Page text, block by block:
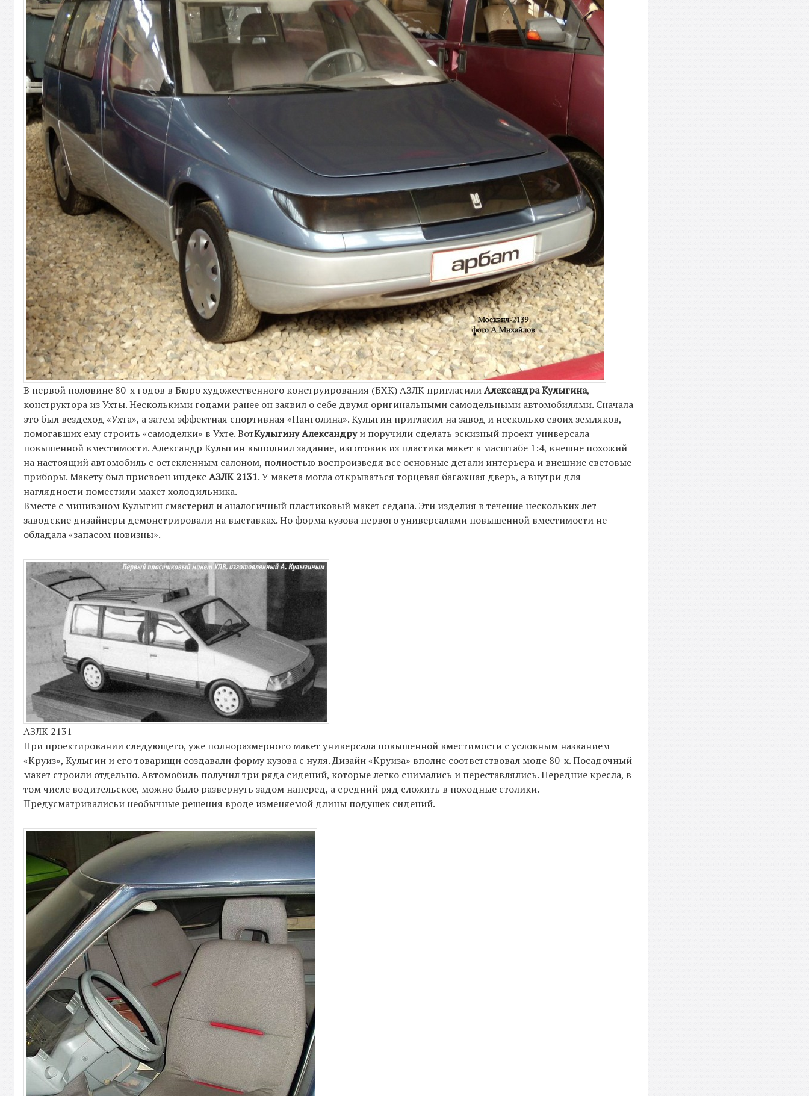
В первой половине 80-х годов в Бюро художественного конструирования (БХК) АЗЛК пригласилиАлександра Кулыгина,
конструктора из Ухты. Несколькими годами ранее он заявил о себе двумя оригинальными самодельными автомобилями. Сначала
это был вездеход «Ухта», а затем эффектная спортивная «Панголина». Кулыгин пригласил на завод и несколько своих земляков,
помогавших ему строить «самоделки» в Ухте. ВотКулыгину Александруи поручили сделать эскизный проект универсала
повышенной вместимости. Александр Кулыгин выполнил задание, изготовив из пластика макет в масштабе 1:4, внешне похожий
на настоящий автомобиль с остекленным салоном, полностью воспроизведя все основные детали интерьера и внешние световые
приборы. Макету был присвоен индексАЗЛК 2131. У макета могла открываться торцевая багажная дверь, а внутри для
наглядности поместили макет холодильника.
Вместе с минивэном Кулыгин смастерил и аналогичный пластиковый макет седана. Эти изделия в течение нескольких лет
заводские дизайнеры демонстрировали на выставках. Но форма кузова первого универсалами повышенной вместимости не
обладала «запасом новизны».
-
АЗЛК 2131
При проектировании следующего, уже полноразмерного макет универсала повышенной вместимости с условным названием
«Круиз», Кулыгин и его товарищи создавали форму кузова с нуля. Дизайн «Круиза» вполне соответствовал моде 80-х. Посадочный
макет строили отдельно. Автомобиль получил три ряда сидений, которые легко снимались и переставлялись. Передние кресла, в
том числе водительское, можно было развернуть задом наперед, а средний ряд сложить в походные столики.
Предусматривалисьи необычные решения вроде изменяемой длины подушек сидений.
-